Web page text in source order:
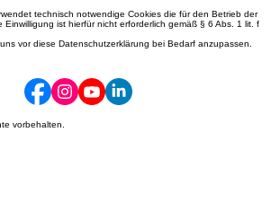
technisch notwendige Cookies die für den Betrieb der
Einwilligung ist hierfür nicht erforderlich gemäß § 6 Abs. 1 lit. f
vor diese Datenschutzerklärung bei Bedarf anzupassen.
vorbehalten.